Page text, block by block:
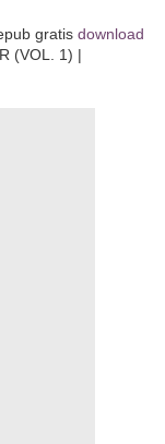
gratis download
(VOL. 1) |